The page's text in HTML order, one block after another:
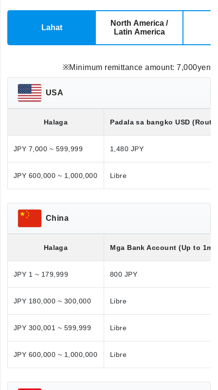
Lahat
North America /
Latin America
※Minimum remittance amount: 7,000yen
USA
Halaga Padala sa bangkoUSD
JPY 7,000 ~ 599,999 1,480 JPY
JPY 600,000 ~ 1,000,000 Libre
China
Halaga Mga Bank Account (Up to
JPY 1 ~ 179,999 800 JPY
JPY 180,000 ~ 300,000 Libre
JPY 300,001 ~ 599,999 Libre
JPY 600,000 ~ 1,000,000 Libre